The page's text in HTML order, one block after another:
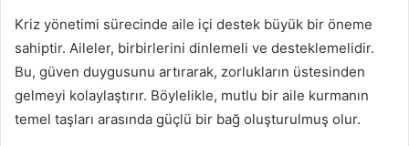
Kriz yönetimi sürecinde aile içi destek büyük bir öneme
sahiptir. Aileler, birbirlerini dinlemeli ve desteklemelidir.
Bu, güven duygusunu artırarak, zorlukların üstesinden
gelmeyi kolaylaştırır. Böylelikle, mutlu bir aile kurmanın
temel taşları arasında güçlü bir bağ oluşturulmuş olur.